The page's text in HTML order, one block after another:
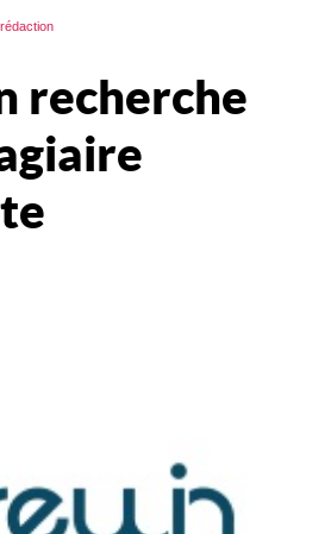
recherche